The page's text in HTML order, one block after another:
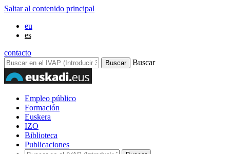
Saltar al contenido principal
eu
es
contacto
Buscar
Empleo público
Formación
Euskera
IZO
Biblioteca
Publicaciones